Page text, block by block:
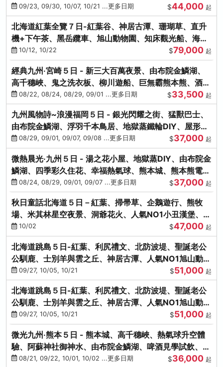
幻燈遊步道、洞爺花火
09/23, 09/30, 10/07, 10/21 ...更多日期 $44,000 起
北海道紅葉全覽７日-紅葉谷、神居古潭、珊瑚草、直升
機+下午茶、黑岳纜車、旭山動物園、知床觀光船、海膽
涮涮鍋(不進免稅店)
10/12, 10/22 $79,000 起
經典九州‧宮崎５日 - 新三大百萬夜景、由布院金鱗湖、
高千穗峽、鬼之洗衣板、柳川遊船、巨無霸熊本熊、酒造
見學試飲
08/22, 08/24, 08/29, 09/01 ...更多日期 $33,500 起
九州風物詩~浪漫福岡５日 - 銀光閃耀之街、猛獸巴士、
由布院金鱗湖、浮羽千本鳥居、地獄蒸鐵輪DIY、屋形船
晚宴、鸕鶿捕魚
08/29, 09/01, 09/07, 09/08 ...更多日期 $37,000 起
微熱晨光‧九州５日 - 湯之花小屋、地獄蒸DIY、由布院金
鱗湖、四季彩久住花、幸福熱氣球、熊本城、熊本熊電
鐵、螃蟹吃到飽
08/24, 08/29, 09/01, 09/07 ...更多日期 $37,000 起
秋日童話北海道５日－紅葉、掃帚草、企鵝遊行、熊牧
場、米其林星空夜景、洞爺花火、人氣NO1小丑漢堡、螃
蟹放題(千/函)
10/02 $47,000 起
北海道跳島５日-紅葉、利尻禮文、北防波堤、聖誕老公
公馴鹿、士別羊與雲之丘、神居古潭、人氣NO1旭山動物
園、海膽涮涮鍋
09/27, 10/05, 10/21 $51,000 起
北海道跳島５日-紅葉、利尻禮文、北防波堤、聖誕老公
公馴鹿、士別羊與雲之丘、神居古潭、人氣NO1旭山動物
園、海膽涮涮鍋
09/27, 10/05, 10/21 $51,000 起
微光九州‧熊本５日 - 熊本城、高千穗峽、熱氣球升空體
驗、阿蘇神社御神水、由布院金鱗湖、啤酒見學試飲、豪
華海鮮盛宴
08/21, 09/22, 10/01, 10/02 ...更多日期 $36,000 起